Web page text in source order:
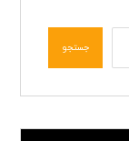
جستجو